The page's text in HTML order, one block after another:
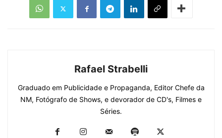
Rafael Strabelli
Graduado em Publicidade e Propaganda, Editor Chefe da
NM, Fotógrafo de Shows, e devorador de CD's, Filmes e
Séries.